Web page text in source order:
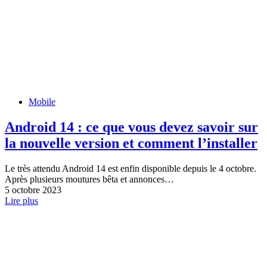
Mobile
Android 14 : ce que vous devez savoir sur
la nouvelle version et comment l’installer
Le très attendu Android 14 est enfin disponible depuis le 4 octobre.
Après plusieurs moutures bêta et annonces…
5 octobre 2023
Lire plus